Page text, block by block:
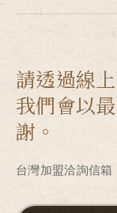
請透過線
我們會以
謝。
台灣加盟洽詢信箱